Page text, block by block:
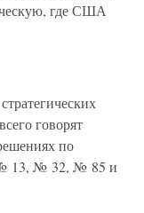
где США
говорят
по
№ 13, № 32, № 85 и